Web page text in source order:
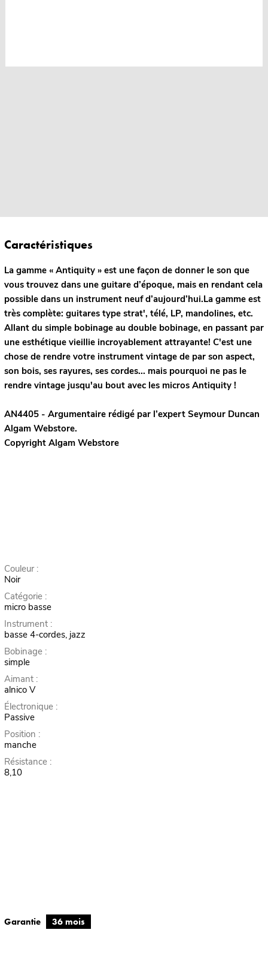
Caractéristiques
La gamme « Antiquity » est une façon de donner le son que
vous trouvez dans une guitare d’époque, mais en rendant cela
possible dans un instrument neuf d’aujourd’hui.La gamme est
très complète: guitares type strat', télé, LP, mandolines, etc.
Allant du simple bobinage au double bobinage, en passant par
une esthétique vieillie incroyablement attrayante! C'est une
chose de rendre votre instrument vintage de par son aspect,
son bois, ses rayures, ses cordes... mais pourquoi ne pas le
rendre vintage jusqu'au bout avec les micros Antiquity !
AN4405 - Argumentaire rédigé par l’expert Seymour Duncan
Algam Webstore.
Copyright Algam Webstore
Couleur :
Noir
Catégorie :
micro basse
Instrument :
basse 4-cordes, jazz
Bobinage :
simple
Aimant :
alnico V
Électronique :
Passive
Position :
manche
Résistance :
8,10
Garantie 36 mois